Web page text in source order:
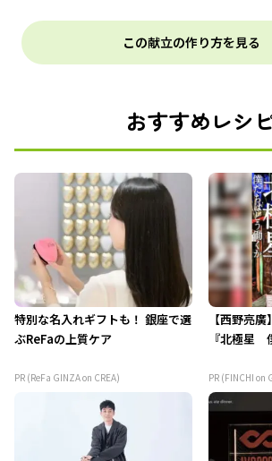
この献立の作り方を見る
おすすめレシ
特別な名入れギフトも！ 銀座で選
ぶReFaの上質ケア
PR (ReFa GINZA on CREA)
【西野亮
『北極星
PR (FINCHI on